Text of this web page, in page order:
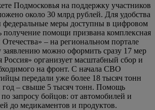
Подмосковья на поддержку участников
около 30 млрд рублей. Для удобства
федеральные меры доступны в цифровом
получение помощи призвана комплексная
– на региональном портале
заявлению можно оформить сразу 17 мер
организует масштабный сбор и
на фронт. С начала СВО
передали уже более 18 тысяч тонн
год – свыше 5 тысяч тонн. Помощь
по запросу бойцов: от автомобилей и
до медикаментов и продуктов.